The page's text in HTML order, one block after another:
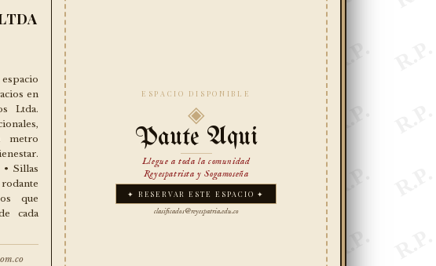
en
Ltda.
metro
Sillas
que
cada
ESPACIO DISPONIBLE
◈
Paute Aqui
Llegue a toda la comunidad
Reyespatrista y Sogamoseña
✦ RESERVAR ESTE ESPACIO ✦
clasificados@reyespatria.edu.co